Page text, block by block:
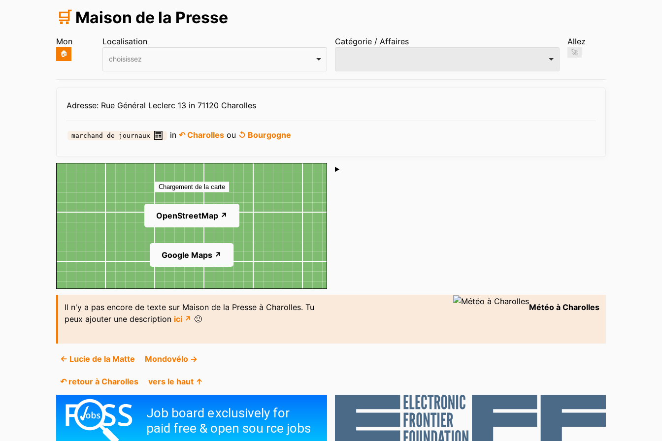
🛒 Maison de la Presse
Mon
🏠
Localisation
choisissez
Catégorie / Affaires Allez
🚀
Adresse: Rue Général Leclerc 13 in 71120 Charolles
marchand de journaux in↶ Charolles ou ↺ Bourgogne
Carte
Chargement de la carte
OpenStreetMap ↗
Google Maps ↗
Shoutbox
Il n'y a pas encore de texte sur Maison de la Presse à Charolles. Tu
peux ajouter une description ici ↗ 🙂
Météo à Charolles
← Lucie de la Matte Mondovélo →
↶ retour à Charolles vers le haut ↑